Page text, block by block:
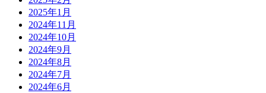
2025年1月
2024年11月
2024年10月
2024年9月
2024年8月
2024年7月
2024年6月